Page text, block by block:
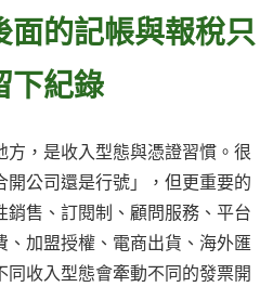
面的記帳與報稅只
下紀錄
，是收入型態與憑證習慣。很
公司還是行號」，但更重要的
售、訂閱制、顧問服務、平台
加盟授權、電商出貨、海外匯
收入型態會牽動不同的發票開